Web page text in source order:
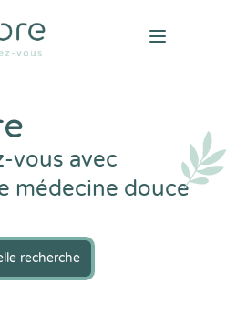
Open
vous avec
médecine douce
recherche